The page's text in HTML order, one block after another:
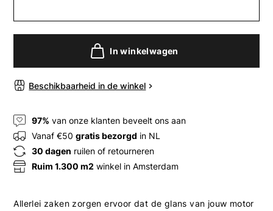
In winkelwagen
Beschikbaarheid in de winkel
97% van onze klanten beveelt ons aan
Vanaf €50gratis bezorgd in NL
30 dagen ruilen of retourneren
Ruim 1.300 m2 winkel in Amsterdam
Allerlei zaken zorgen ervoor dat de glans van jouw motor